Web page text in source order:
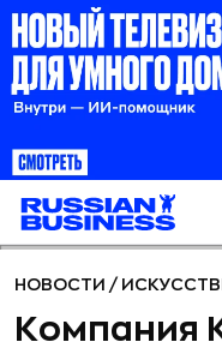
НОВОСТИ /
Компания